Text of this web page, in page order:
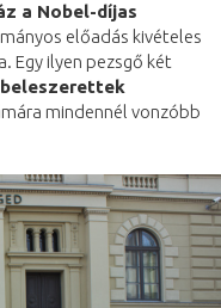
a Nobel-díjas
előadás kivételes
Egy ilyen pezsgő két
beleszerettek
mindennél vonzóbb